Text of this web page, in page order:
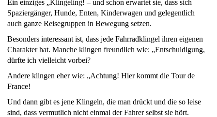
Ein einziges „Klingeling! – und schon erwartet sie, dass sich
Spaziergänger, Hunde, Enten, Kinderwagen und gelegentlich
auch ganze Reisegruppen in Bewegung setzen.
Besonders interessant ist, dass jede Fahrradklingel ihren eigenen
Charakter hat. Manche klingen freundlich wie: „Entschuldigung,
dürfte ich vielleicht vorbei?
Andere klingen eher wie: „Achtung! Hier kommt die Tour de
France!
Und dann gibt es jene Klingeln, die man drückt und die so leise
sind, dass vermutlich nicht einmal der Fahrer selbst sie hört.